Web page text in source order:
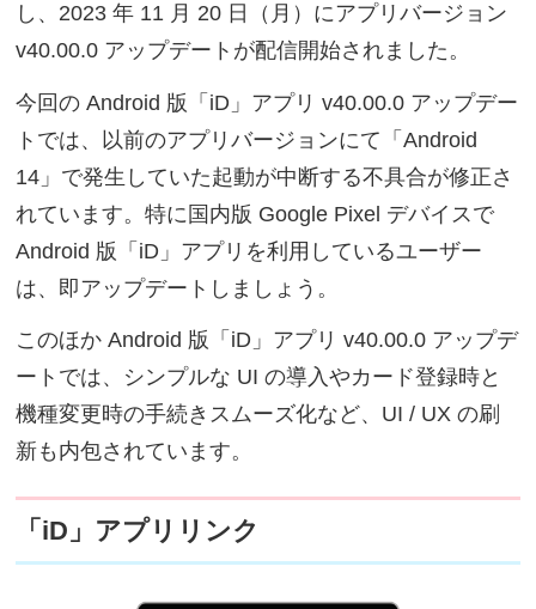
し、2023 年 11 月 20 日（月）にアプリバージョン
v40.00.0 アップデートが配信開始されました。
今回の Android 版「iD」アプリ v40.00.0 アップデー
トでは、以前のアプリバージョンにて「Android
14」で発生していた起動が中断する不具合が修正さ
れています。特に国内版 Google Pixel デバイスで
Android 版「iD」アプリを利用しているユーザー
は、即アップデートしましょう。
このほか Android 版「iD」アプリ v40.00.0 アップデ
ートでは、シンプルな UI の導入やカード登録時と
機種変更時の手続きスムーズ化など、UI / UX の刷
新も内包されています。
「iD」アプリリンク